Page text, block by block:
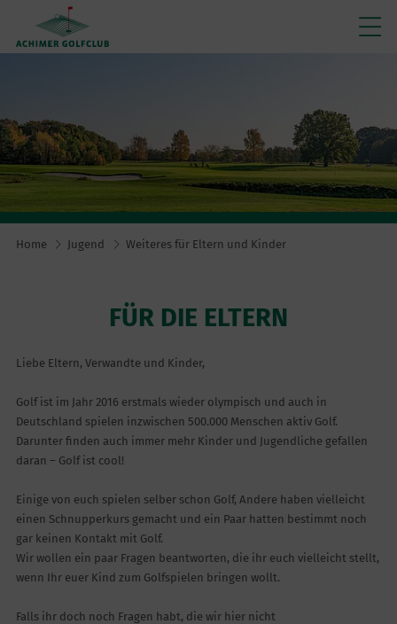
Home Jugend Weiteres für Eltern und Kinder
FÜR DIE ELTERN
Liebe Eltern, Verwandte und Kinder,
Golf ist im Jahr 2016 erstmals wieder olympisch und auch in
Deutschland spielen inzwischen 500.000 Menschen aktiv Golf.
Darunter finden auch immer mehr Kinder und Jugendliche gefallen
daran – Golf ist cool!
Einige von euch spielen selber schon Golf, Andere haben vielleicht
einen Schnupperkurs gemacht und ein Paar hatten bestimmt noch
gar keinen Kontakt mit Golf.
Wir wollen ein paar Fragen beantworten, die ihr euch vielleicht stellt,
wenn Ihr euer Kind zum Golfspielen bringen wollt.
Falls ihr doch noch Fragen habt, die wir hier nicht